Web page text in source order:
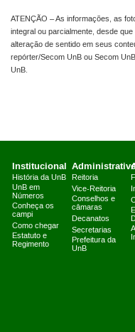
ATENÇÃO – As informações, as
integral ou parcialmente, desde
alteração de sentido em seus
repórter/Secom UnB ou Secom
UnB.
Institucional
História da UnB
UnB em
Números
Conheça os
campi
Como chegar
Estatuto e
Regimento
Reitoria
Vice-Reitoria
Conselhos e
câmaras
Decanatos
Secretarias
Prefeitura da
UnB